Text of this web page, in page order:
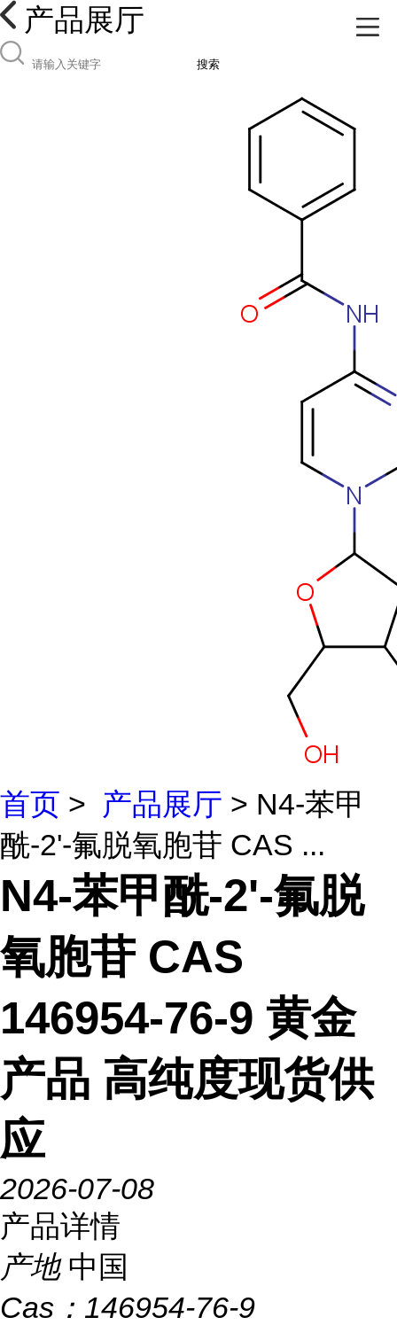
产品展厅
搜索
首页 > 产品展厅 > N4-苯甲
酰-2'-氟脱氧胞苷 CAS ...
N4-苯甲酰-2'-氟脱
氧胞苷 CAS
146954-76-9 黄金
产品 高纯度现货供
应
2026-07-08
产品详情
产地 中国
Cas： 146954-76-9